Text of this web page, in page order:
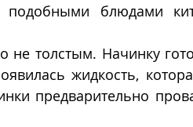
подобными блюдами
жидкость,
предварительно